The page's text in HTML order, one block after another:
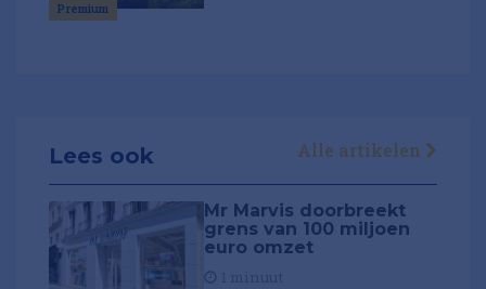
Premium
Lees ook Alle artikelen
Mr Marvis doorbreekt
grens van 100 miljoen
euro omzet